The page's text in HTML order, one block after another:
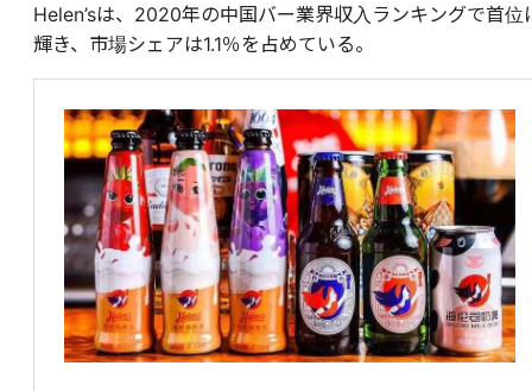
Helen’sは、2020年の中国バー業界収入ランキングで首位
輝き、市場シェアは1.1％を占めている。